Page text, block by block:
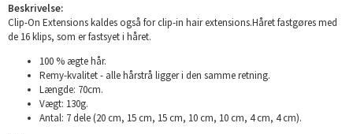
Beskrivelse:
Clip-On Extensions kaldes også for clip-in hair extensions.Håret fastgøres med
de 16 klips, som er fastsyet i håret.
100 % ægte hår.
Remy-kvalitet - alle hårstrå ligger i den samme retning.
Længde: 70cm.
Vægt: 130g.
Antal: 7 dele (20 cm, 15 cm, 15 cm, 10 cm, 10 cm, 4 cm, 4 cm).